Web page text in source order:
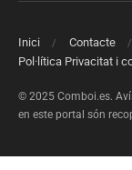
Inici Contacte
Pol·lítica Privacitat i
© 2025 Comboi.es.
en este portal són